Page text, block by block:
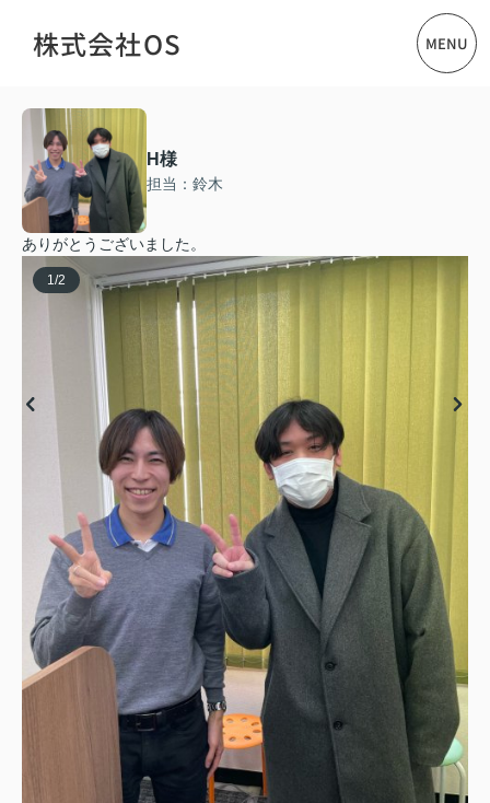
株式会社OS MENU
H様
担当：鈴木
ありがとうございました。
1/2